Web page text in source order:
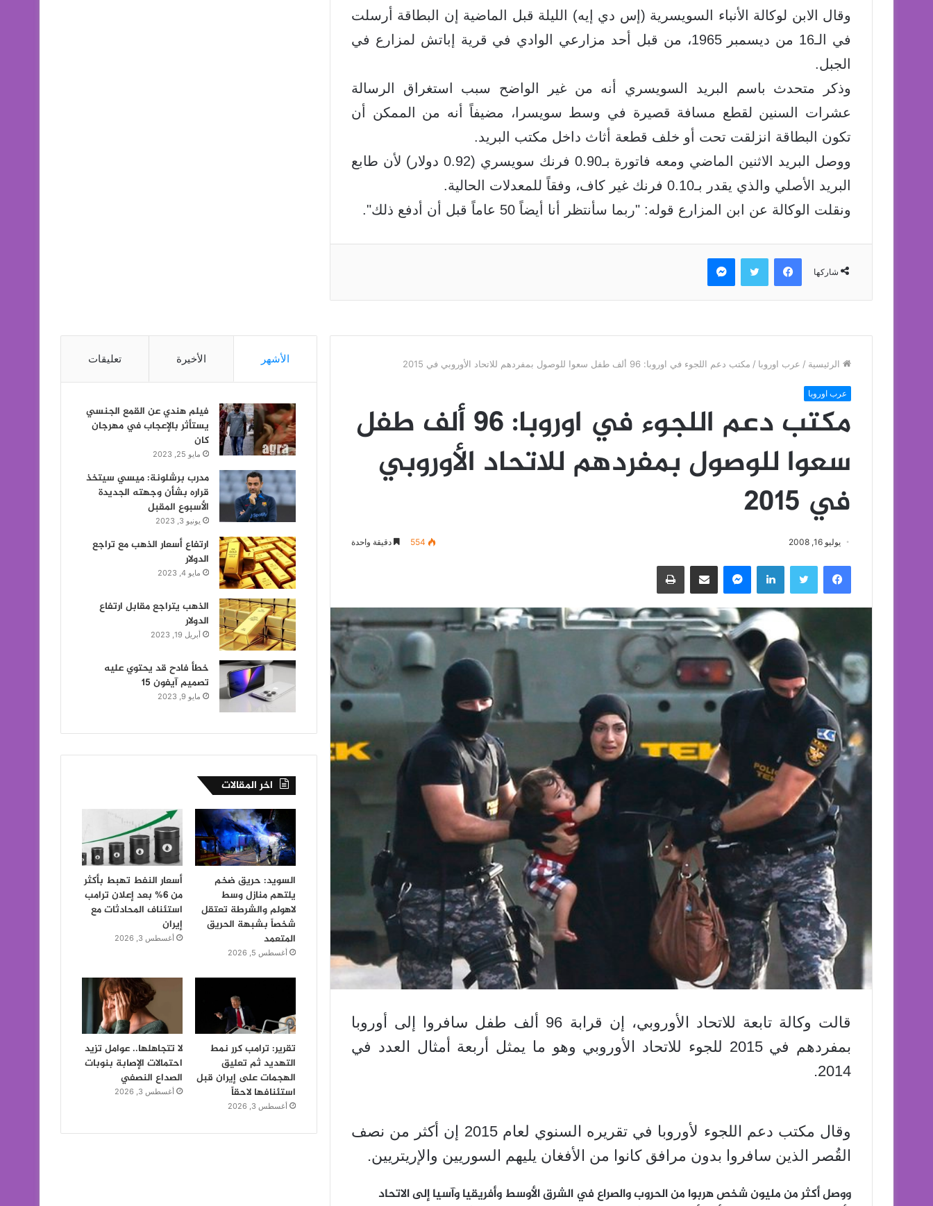
وقال الابن لوكالة الأنباء السويسرية (إس دي إيه) الليلة قبل الماضية إن البطاقة أرسلت
في الـ16 من ديسمبر 1965، من قبل أحد مزارعي الوادي في قرية إباتش لمزارع في
الجبل.
وذكر متحدث باسم البريد السويسري أنه من غير الواضح سبب استغراق الرسالة
عشرات السنين لقطع مسافة قصيرة في وسط سويسرا، مضيفاً أنه من الممكن أن
تكون البطاقة انزلقت تحت أو خلف قطعة أثاث داخل مكتب البريد.
ووصل البريد الاثنين الماضي ومعه فاتورة بـ0.90 فرنك سويسري (0.92 دولار) لأن طابع
البريد الأصلي والذي يقدر بـ0.10 فرنك غير كاف، وفقاً للمعدلات الحالية.
ونقلت الوكالة عن ابن المزارع قوله: "ربما سأنتظر أنا أيضاً 50 عاماً قبل أن أدفع ذلك".
شاركها
فيسبوك تويتر ماسنجر